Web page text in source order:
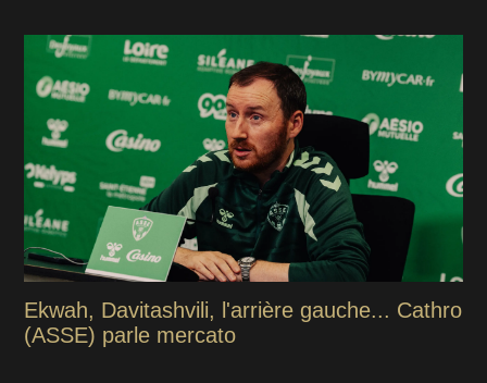
Ekwah, Davitashvili, l'arrière gauche... Cathro
(ASSE) parle mercato